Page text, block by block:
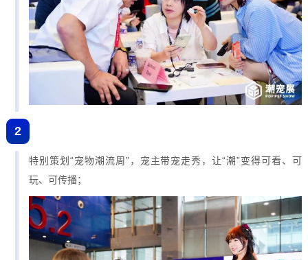
2
特别策划“宠物潮流周”，宠主带宠走秀，让“潮”变得可看、可
玩、可传播；